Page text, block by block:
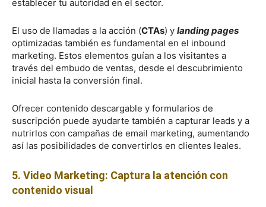
establecer tu autoridad en el sector.
El uso de llamadas a la acción (CTAs) y landing pages
optimizadas también es fundamental en el inbound
marketing. Estos elementos guían a los visitantes a
través del embudo de ventas, desde el descubrimiento
inicial hasta la conversión final.
Ofrecer contenido descargable y formularios de
suscripción puede ayudarte también a capturar leads y a
nutrirlos con campañas de email marketing, aumentando
así las posibilidades de convertirlos en clientes leales.
5. Video Marketing: Captura la atención con
contenido visual